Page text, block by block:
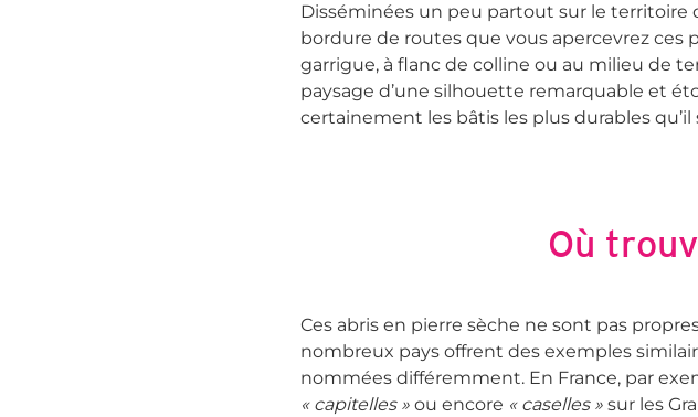
Disséminées un peu partout sur le territoire
bordure de routes que vous apercevrez ces
garrigue, à flanc de colline ou au milieu de
paysage d’une silhouette remarquable et
certainement les bâtis les plus durables qu’il
Où
Ces abris en pierre sèche ne sont pas
nombreux pays offrent des exemples
nommées différemment. En France, par
« capitelles » ou encore « caselles » sur les